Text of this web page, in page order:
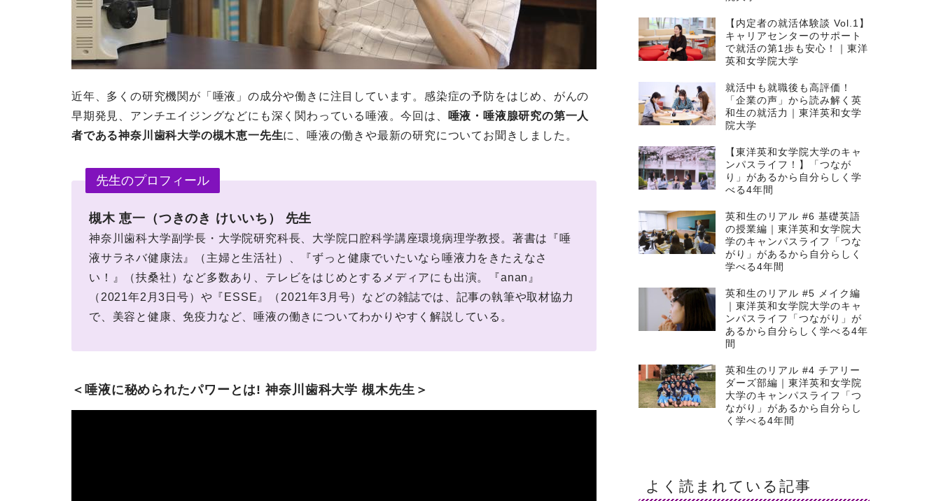
近年、多くの研究機関が「唾液」の成分や働きに注目しています。感染症の予防をはじめ、がんの
早期発見、アンチエイジングなどにも深く関わっている唾液。今回は、
唾液・唾液腺研究の第一人
者である神奈川歯科大学の槻木恵一先生に、唾液の働きや最新の研究についてお聞きしました。
先生のプロフィール
槻木 恵一（つきのき けいいち） 先生
神奈川歯科大学副学長・大学院研究科長、大学院口腔科学講座環境病理学教授。著書は『唾
液サラネバ健康法』（主婦と生活社）、『ずっと健康でいたいなら唾液力をきたえなさ
い！』（扶桑社）など多数あり、テレビをはじめとするメディアにも出演。『anan』
（2021年2月3日号）や『ESSE』（2021年3月号）などの雑誌では、記事の執筆や取材協力
で、美容と健康、免疫力など、唾液の働きについてわかりやすく解説している。
＜唾液に秘められたパワーとは! 神奈川歯科大学 槻木先生＞
【内定者の就活体験談 Vol.1】
キャリアセンターのサポート
で就活の第1歩も安心！｜東洋
英和女学院大学
就活中も就職後も高評価！
「企業の声」から読み解く英
和生の就活力｜東洋英和女学
院大学
【東洋英和女学院大学のキャ
ンパスライフ！】「つなが
り」があるから自分らしく学
べる4年間
英和生のリアル #6 基礎英語
の授業編｜東洋英和女学院大
学のキャンパスライフ「つな
がり」があるから自分らしく
学べる4年間
英和生のリアル #5 メイク編
｜東洋英和女学院大学のキャ
ンパスライフ「つながり」が
あるから自分らしく学べる4年
間
英和生のリアル #4 チアリー
ダーズ部編｜東洋英和女学院
大学のキャンパスライフ「つ
ながり」があるから自分らし
く学べる4年間
よく読まれている記事